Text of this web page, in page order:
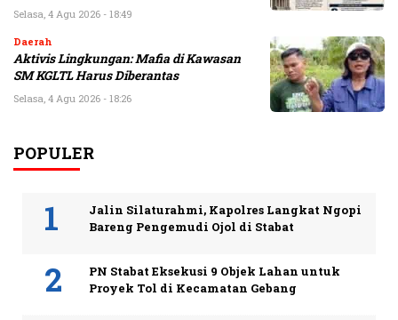
Selasa, 4 Agu 2026 - 18:49
Daerah
Aktivis Lingkungan: Mafia di Kawasan
SM KGLTL Harus Diberantas
Selasa, 4 Agu 2026 - 18:26
POPULER
Jalin Silaturahmi, Kapolres Langkat Ngopi
Bareng Pengemudi Ojol di Stabat
PN Stabat Eksekusi 9 Objek Lahan untuk
Proyek Tol di Kecamatan Gebang